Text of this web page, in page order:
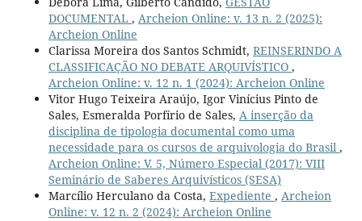
DOCUMENTAL , Archeion Online: v. 13 n. 2 (2025):
Archeion Online
Clarissa Moreira dos Santos Schmidt, REINSERINDO A
CLASSIFICAÇÃO NO DEBATE ARQUIVÍSTICO ,
Archeion Online: v. 12 n. 1 (2024): Archeion Online
Vitor Hugo Teixeira Araújo, Igor Vinícius Pinto de
Sales, Esmeralda Porfírio de Sales, A inserção da
disciplina de tipologia documental como uma
necessidade para os cursos de arquivologia do Brasil ,
Archeion Online: V. 5, Número Especial (2017): VIII
Seminário de Saberes Arquivísticos (SESA)
Marcílio Herculano da Costa, Expediente , Archeion
Online: v. 12 n. 2 (2024): Archeion Online